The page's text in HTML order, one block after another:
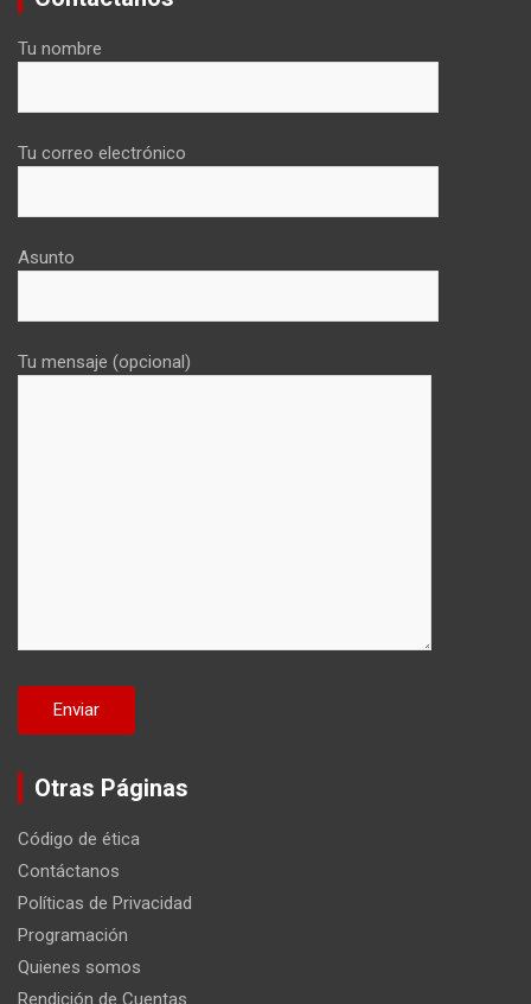
Tu nombre
Tu correo electrónico
Asunto
Tu mensaje (opcional)
Otras Páginas
Código de ética
Contáctanos
Políticas de Privacidad
Programación
Quienes somos
Rendición de Cuentas